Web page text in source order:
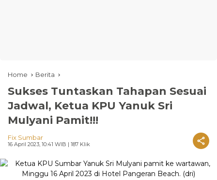
Home Berita
Sukses Tuntaskan Tahapan Sesuai
Jadwal, Ketua KPU Yanuk Sri
Mulyani Pamit!!!
Fix Sumbar
16 April 2023, 10:41 WIB | 187 Klik